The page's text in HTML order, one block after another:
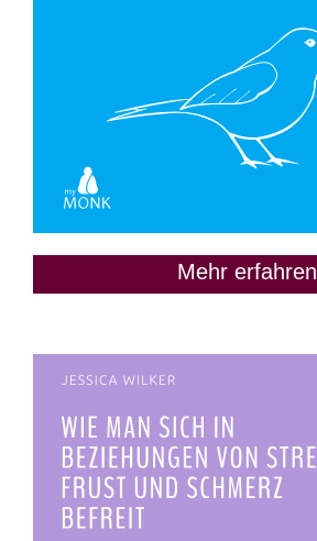
Mehr erfahren